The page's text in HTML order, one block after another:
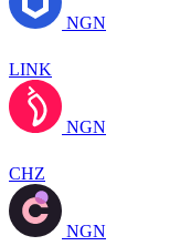
NGN
LINK
NGN
CHZ
NGN